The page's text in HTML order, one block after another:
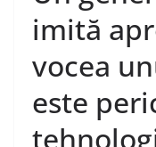
imită
vocea
este